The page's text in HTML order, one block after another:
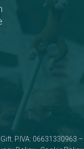
(opens
in(opens
P.IVA: 06631330963